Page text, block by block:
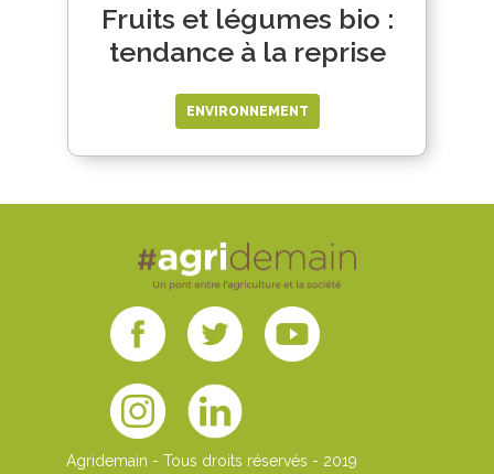
Fruits et légumes bio :
tendance à la reprise
ENVIRONNEMENT
Agridemain - Tous droits réservés - 2019